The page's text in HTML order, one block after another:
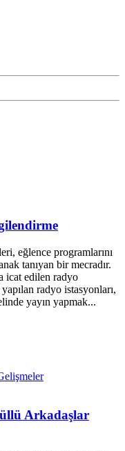
eğlence programlarını
tanıyan bir mecradır.
icat edilen radyo
radyo istasyonları,
yayın yapmak...
Arkadaşlar